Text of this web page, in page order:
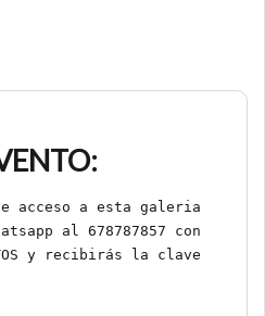
acceso a esta galeria
al 678787857 con
y recibirás la clave